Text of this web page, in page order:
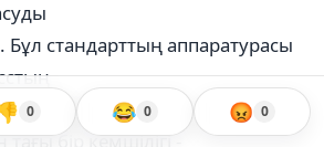
Бұл стандарттың аппаратурасы
арналған. Wi-Fi
бір кемшілігі -
0 😂 0 😡 0